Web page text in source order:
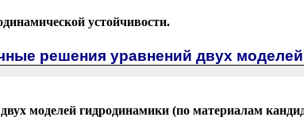
устойчивости.
решения уравнений двух
моделей гидродинамики (по материалам